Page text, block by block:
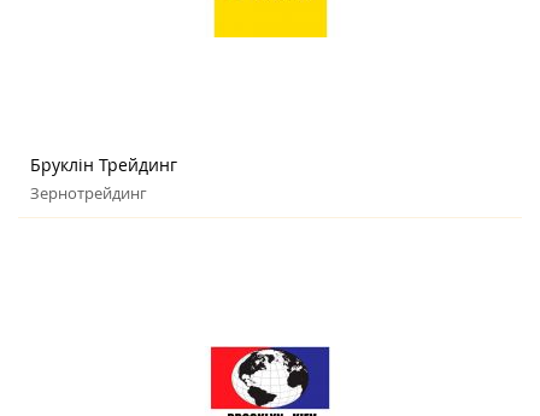
Бруклін Трейдинг
Зернотрейдинг